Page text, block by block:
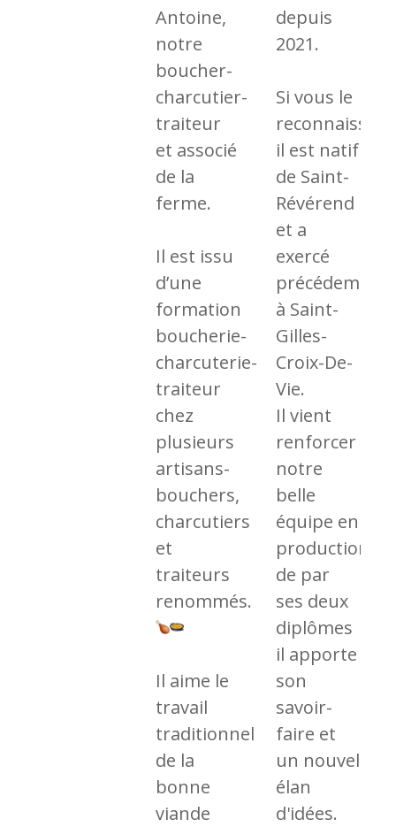
Antoine,
notre
boucher-
charcutier-
traiteur
et associé
de la
ferme.
Il est issu
d’une
formation
boucherie-
charcuterie-
traiteur
chez
plusieurs
artisans-
bouchers,
charcutiers
et
traiteurs
renommés.
Il aime le
travail
traditionnel
de la
bonne
viande
depuis
2021.
Si vous le
reconnaissez,
il est natif
de Saint-
Révérend
et a
exercé
à Saint-
Gilles-
Croix-De-
Vie.
Il vient
renforcer
notre
belle
équipe en
production,
de par
ses deux
diplômes
il apporte
son
savoir-
faire et
un nouvel
élan
d'idées.